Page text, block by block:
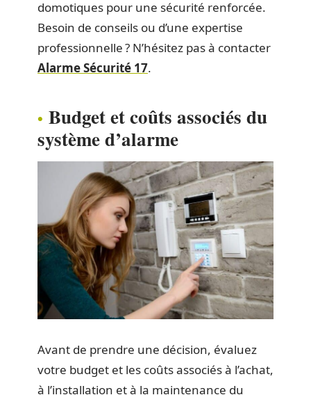
domotiques pour une sécurité renforcée.
Besoin de conseils ou d’une expertise
professionnelle ? N’hésitez pas à contacter
Alarme Sécurité 17.
Budget et coûts associés du
système d’alarme
Avant de prendre une décision, évaluez
votre budget et les coûts associés à l’achat,
à l’installation et à la maintenance du